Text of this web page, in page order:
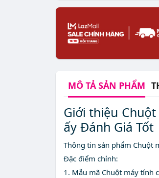
MÔ TẢSẢN PHẨM
Giới thiệu
ấy Đánh Giá Tốt
Thông tin sản phẩm Chuột
Đặc điểm chính:
1. Mẫu mã Chuột máy tính